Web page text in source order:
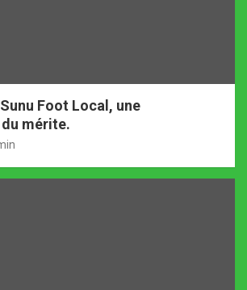
Foot Local, une
mérite.